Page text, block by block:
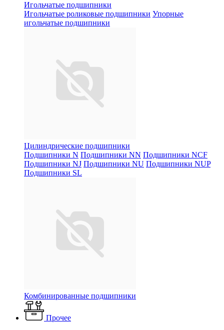
Игольчатые подшипники
Игольчатые роликовые подшипники Упорные
игольчатые подшипники
Цилиндрические подшипники
Подшипники N Подшипники NN Подшипники NCF
Подшипники NJ Подшипники NU Подшипники NUP
Подшипники SL
Комбинированные подшипники
Прочее